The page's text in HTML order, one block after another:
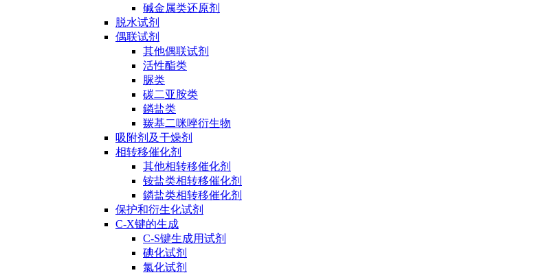
碱金属类还原剂
脱水试剂
偶联试剂
其他偶联试剂
活性酯类
脲类
碳二亚胺类
鏻盐类
羰基二咪唑衍生物
吸附剂及干燥剂
相转移催化剂
其他相转移催化剂
铵盐类相转移催化剂
鏻盐类相转移催化剂
保护和衍生化试剂
C-X键的生成
C-S键生成用试剂
碘化试剂
氯化试剂